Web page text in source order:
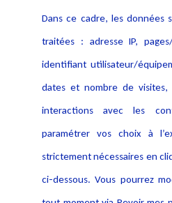
Dans ce cadre, les données
traitées : adresse IP,
identifiant utilisateur/
dates et nombre de visites,
interactions avec les
paramétrer vos choix à
strictement nécessaires en
ci-dessous. Vous pourrez